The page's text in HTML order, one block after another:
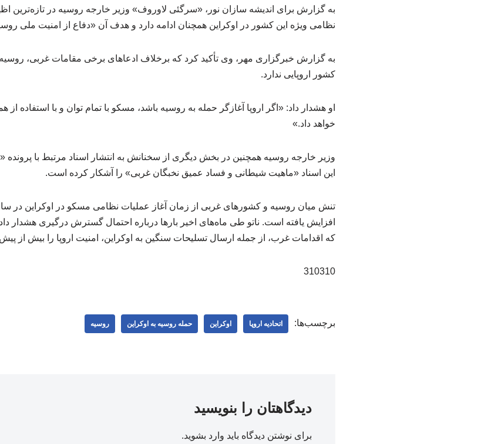
به گزارش برای اندیشه سازان نور، «سرگئی لاوروف» وزیر خارجه روسیه در تازه‌ترین
نظامی ویژه این کشور در اوکراین همچنان ادامه دارد و هدف آن «دفاع از امنیت ملی
به گزارش خبرگزاری مهر، وی تأکید کرد که برخلاف ادعاهای برخی مقامات غربی، روسیه
کشور اروپایی ندارد.
او هشدار داد: «اگر اروپا آغازگر حمله به روسیه باشد، مسکو با تمام توان و با استفاده از
خواهد داد.»
وزیر خارجه روسیه همچنین در بخش دیگری از سخنانش به انتشار اسناد مرتبط با
این اسناد «ماهیت شیطانی و فساد عمیق نخبگان غربی» را آشکار کرده است.
افزایش یافته است. ناتو طی ماه‌های اخیر بارها درباره احتمال گسترش درگیری هشدار
که اقدامات غرب، از جمله ارسال تسلیحات سنگین به اوکراین، امنیت اروپا را بیش از
310310
برچسب‌ها: اتحادیه اروپا اوکراین حمله روسیه به اوکراین روسیه
دیدگاهتان را بنویسید
برای نوشتن دیدگاه باید وارد بشوید.